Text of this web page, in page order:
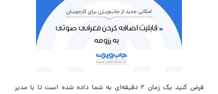
فرض کنید یک زمان 2 دقیقه‌ای به شما داده شده است تا با مدیر